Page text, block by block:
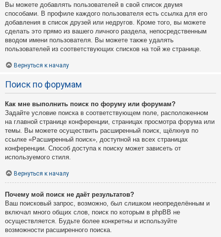
Вы можете добавлять пользователей в свой список двумя
способами. В профиле каждого пользователя есть ссылка для его
добавления в список друзей или недругов. Кроме того, вы можете
сделать это прямо из вашего личного раздела, непосредственным
вводом имени пользователя. Вы можете также удалять
пользователей из соответствующих списков на той же странице.
Вернуться к началу
Поиск по форумам
Как мне выполнить поиск по форуму или форумам?
Задайте условие поиска в соответствующем поле, расположенном
на главной странице конференции, страницах просмотра форума или
темы. Вы можете осуществить расширенный поиск, щёлкнув по
ссылке «Расширенный поиск», доступной на всех страницах
конференции. Способ доступа к поиску может зависеть от
используемого стиля.
Вернуться к началу
Почему мой поиск не даёт результатов?
Ваш поисковый запрос, возможно, был слишком неопределённым и
включал много общих слов, поиск по которым в phpBB не
осуществляется. Будьте более конкретны и используйте
возможности расширенного поиска.